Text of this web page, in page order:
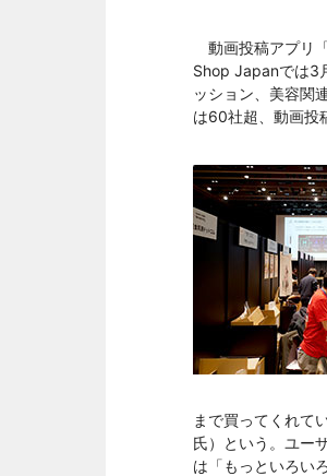
動画投稿アプリ
Shop Japanでは3
ッション、美容関
は60社超、動画投
まで買ってくれて
氏）という。ユー
は「もっといろい